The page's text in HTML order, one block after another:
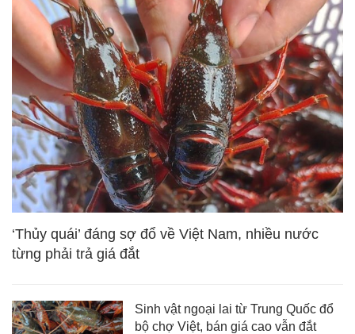
‘Thủy quái’ đáng sợ đổ về Việt Nam, nhiều nước
từng phải trả giá đắt
Sinh vật ngoại lai từ Trung Quốc đổ
bộ chợ Việt, bán giá cao vẫn đắt